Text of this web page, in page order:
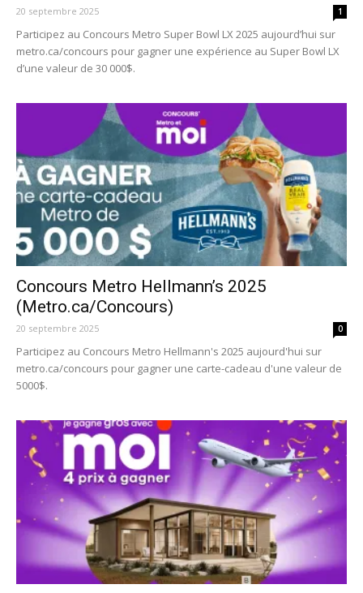
20 septembre 2025 1
Participez au Concours Metro Super Bowl LX 2025 aujourd’hui sur
metro.ca/concours pour gagner une expérience au Super Bowl LX
d’une valeur de 30 000$.
Concours Metro Hellmann’s 2025
(Metro.ca/Concours)
20 septembre 2025 0
Participez au Concours Metro Hellmann's 2025 aujourd'hui sur
metro.ca/concours pour gagner une carte-cadeau d'une valeur de
5000$.